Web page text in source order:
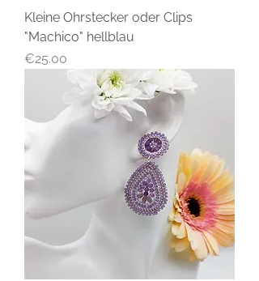
Kleine Ohrstecker oder Clips
"Machico" hellblau
Price
€25.00